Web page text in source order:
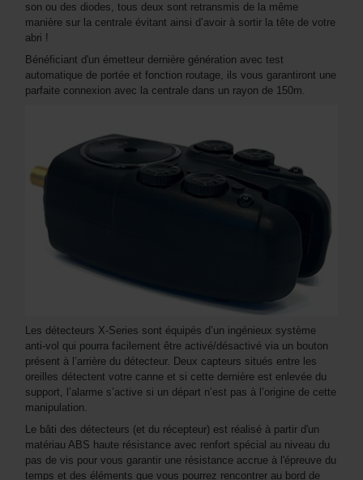
son ou des diodes, tous deux sont retransmis de la même
manière sur la centrale évitant ainsi d’avoir à sortir la tête de votre
abri !
Bénéficiant d'un émetteur dernière génération avec test
automatique de portée et fonction routage, ils vous garantiront une
parfaite connexion avec la centrale dans un rayon de 150m.
Les détecteurs X-Series sont équipés d’un ingénieux système
anti-vol qui pourra facilement être activé/désactivé via un bouton
présent à l’arrière du détecteur. Deux capteurs situés entre les
oreilles détectent votre canne et si cette dernière est enlevée du
support, l’alarme s’active si un départ n’est pas à l’origine de cette
manipulation.
Le bâti des détecteurs (et du récepteur) est réalisé à partir d'un
matériau ABS haute résistance avec renfort spécial au niveau du
pas de vis pour vous garantir une résistance accrue à l'épreuve du
temps et des éléments que vous pourrez rencontrer au bord de